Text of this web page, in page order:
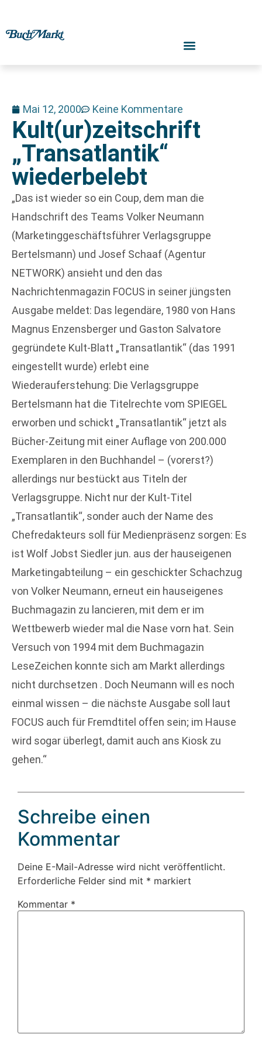
Mai 12, 2000 Keine Kommentare
Kult(ur)zeitschrift
„Transatlantik“
wiederbelebt
„Das ist wieder so ein Coup, dem man die
Handschrift des Teams Volker Neumann
(Marketinggeschäftsführer Verlagsgruppe
Bertelsmann) und Josef Schaaf (Agentur
NETWORK) ansieht und den das
Nachrichtenmagazin FOCUS in seiner jüngsten
Ausgabe meldet: Das legendäre, 1980 von Hans
Magnus Enzensberger und Gaston Salvatore
gegründete Kult-Blatt „Transatlantik“ (das 1991
eingestellt wurde) erlebt eine
Wiederauferstehung: Die Verlagsgruppe
Bertelsmann hat die Titelrechte vom SPIEGEL
erworben und schickt „Transatlantik“ jetzt als
Bücher-Zeitung mit einer Auflage von 200.000
Exemplaren in den Buchhandel – (vorerst?)
allerdings nur bestückt aus Titeln der
Verlagsgruppe. Nicht nur der Kult-Titel
„Transatlantik“, sonder auch der Name des
Chefredakteurs soll für Medienpräsenz sorgen: Es
ist Wolf Jobst Siedler jun. aus der hauseigenen
Marketingabteilung – ein geschickter Schachzug
von Volker Neumann, erneut ein hauseigenes
Buchmagazin zu lancieren, mit dem er im
Wettbewerb wieder mal die Nase vorn hat. Sein
Versuch von 1994 mit dem Buchmagazin
LeseZeichen konnte sich am Markt allerdings
nicht durchsetzen . Doch Neumann will es noch
einmal wissen – die nächste Ausgabe soll laut
FOCUS auch für Fremdtitel offen sein; im Hause
wird sogar überlegt, damit auch ans Kiosk zu
gehen.“
Schreibe einen
Kommentar
Deine E-Mail-Adresse wird nicht veröffentlicht.
Erforderliche Felder sind mit * markiert
Kommentar *